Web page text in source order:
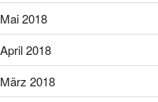
Mai 2018
April 2018
März 2018